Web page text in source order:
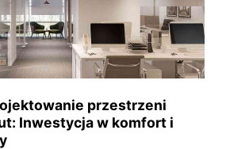
przestrzeni
Inwestycja w komfort i